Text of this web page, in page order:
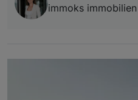
immoks immobilien